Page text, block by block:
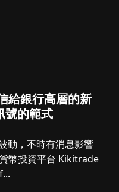
給銀行高層的新
號的範式
動，不時有消息影響